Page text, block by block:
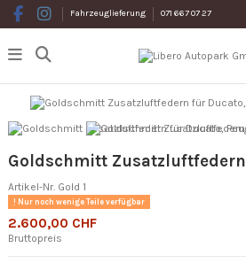
Fahrzeuglieferung 071 667 07 27
Goldschmitt Zusatzluftfedern
Artikel-Nr. Gold 1
Nur noch wenige Teile verfügbar
2.600,00 CHF
Bruttopreis